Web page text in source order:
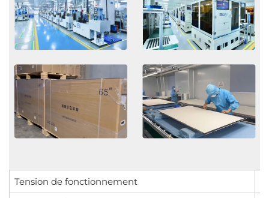
Tension de fonctionnement